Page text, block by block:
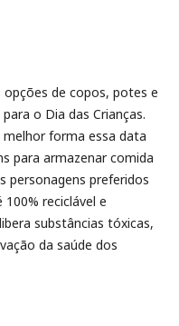
opções de copos, potes e
o Dia das Crianças.
forma essa data
para armazenar comida
personagens preferidos
reciclável e
substâncias tóxicas,
da saúde dos